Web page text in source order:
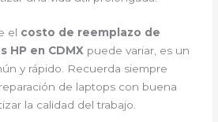
el costo de reemplazo de
HP en CDMX puede variar, es un
y rápido. Recuerda siempre
de laptops con buena
la calidad del trabajo.